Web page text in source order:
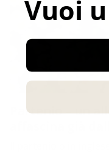
Partenio – un
Vuoi